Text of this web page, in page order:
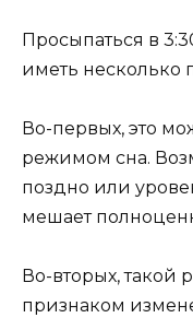
Просыпаться в
иметь несколько
Во-первых, это
режимом сна.
поздно или
мешает
Во-вторых,
признаком